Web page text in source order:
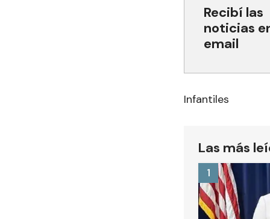
Recibí las
noticias
email
Infantiles
Las más
1